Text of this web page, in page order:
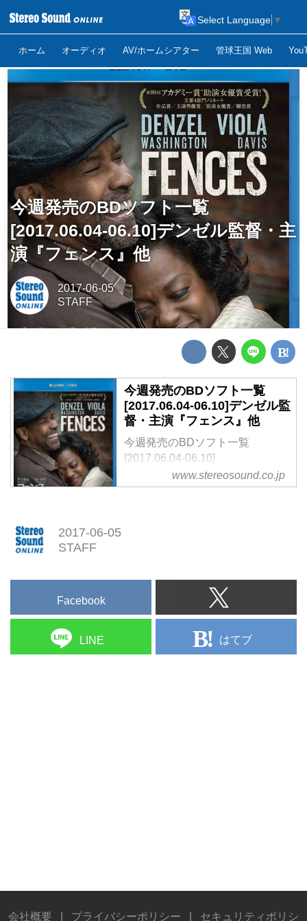
ホーム オーディオ AV/ホームシアター 管球王国 Web
Select Language ▼
今週発売のBDソフト一覧
[2017.06.04-06.10]デンゼル監督・主
演『フェンス』他
2017-06-05
STAFF
今週発売のBDソフト一覧
[2017.06.04-06.10]デンゼル監
督・主演『フェンス』他
今週発売のBDソフト一覧
[2017.06.04-06.10]
デンゼル監督・主演『フェンス』
他
www.stereosound.co.jp
2017-06-05
STAFF
Facebook
LINE はてブ
会社概要 プライバシーポリシー セキュリティポリシ